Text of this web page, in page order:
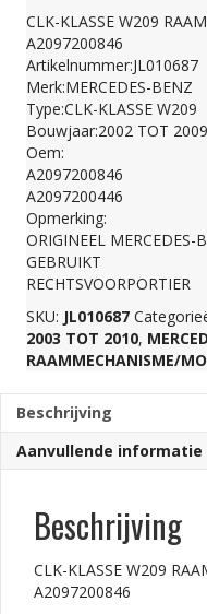
CLK-KLASSE W209
A2097200846
Artikelnummer:JL010687
Merk:MERCEDES-BENZ
Type:CLK-KLASSE W209
Bouwjaar:2002 TOT 2009
Oem:
A2097200846
A2097200446
Opmerking:
ORIGINEEL MERCEDES-
GEBRUIKT
RECHTSVOORPORTIER
SKU: JL010687
2003 TOT 2010,
RAAMMECHANISME/
Beschrijving
Aanvullende informatie
Beschrijving
CLK-KLASSE W209
A2097200846